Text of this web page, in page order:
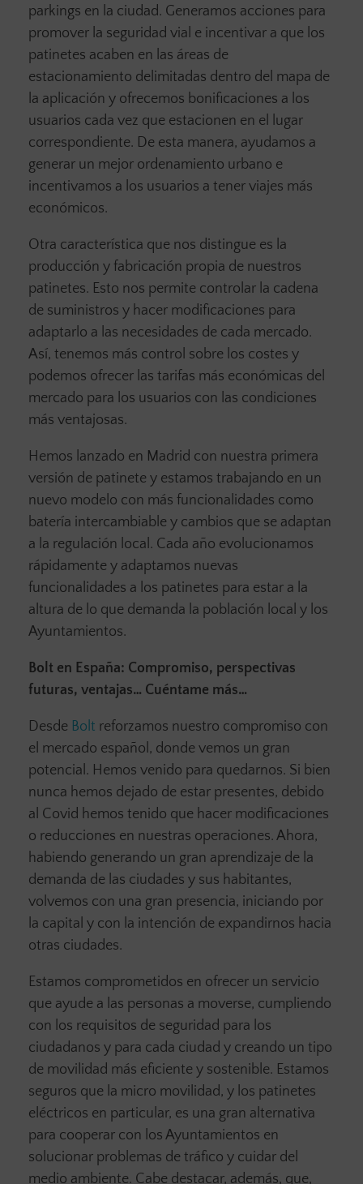
parkings en la ciudad. Generamos acciones para
promover la seguridad vial e incentivar a que los
patinetes acaben en las áreas de
estacionamiento delimitadas dentro del mapa de
la aplicación y ofrecemos bonificaciones a los
usuarios cada vez que estacionen en el lugar
correspondiente. De esta manera, ayudamos a
generar un mejor ordenamiento urbano e
incentivamos a los usuarios a tener viajes más
económicos.
Otra característica que nos distingue es la
producción y fabricación propia de nuestros
patinetes. Esto nos permite controlar la cadena
de suministros y hacer modificaciones para
adaptarlo a las necesidades de cada mercado.
Así, tenemos más control sobre los costes y
podemos ofrecer las tarifas más económicas del
mercado para los usuarios con las condiciones
más ventajosas.
Hemos lanzado en Madrid con nuestra primera
versión de patinete y estamos trabajando en un
nuevo modelo con más funcionalidades como
batería intercambiable y cambios que se adaptan
a la regulación local. Cada año evolucionamos
rápidamente y adaptamos nuevas
funcionalidades a los patinetes para estar a la
altura de lo que demanda la población local y los
Ayuntamientos.
Bolt en España: Compromiso, perspectivas
futuras, ventajas… Cuéntame más…
Desde Bolt reforzamos nuestro compromiso con
el mercado español, donde vemos un gran
potencial. Hemos venido para quedarnos. Si bien
nunca hemos dejado de estar presentes, debido
al Covid hemos tenido que hacer modificaciones
o reducciones en nuestras operaciones. Ahora,
habiendo generando un gran aprendizaje de la
demanda de las ciudades y sus habitantes,
volvemos con una gran presencia, iniciando por
la capital y con la intención de expandirnos hacia
otras ciudades.
Estamos comprometidos en ofrecer un servicio
que ayude a las personas a moverse, cumpliendo
con los requisitos de seguridad para los
ciudadanos y para cada ciudad y creando un tipo
de movilidad más eficiente y sostenible. Estamos
seguros que la micro movilidad, y los patinetes
eléctricos en particular, es una gran alternativa
para cooperar con los Ayuntamientos en
solucionar problemas de tráfico y cuidar del
medio ambiente. Cabe destacar, además, que,